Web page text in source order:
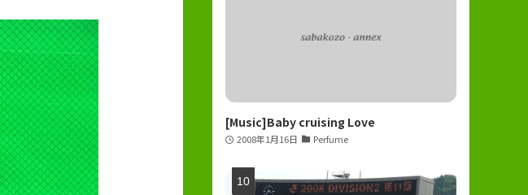
[Music]Baby cruising Love
2008年1月16日 Perfume